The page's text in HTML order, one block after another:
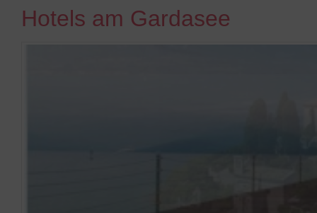
Hotels am Gardasee